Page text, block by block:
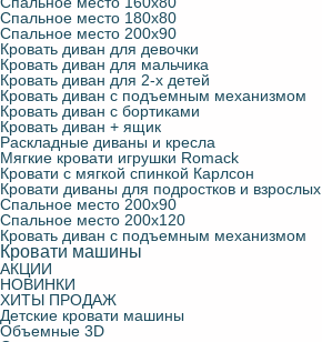
Спальное место 180х80
Спальное место 200х90
Кровать диван для девочки
Кровать диван для мальчика
Кровать диван для 2-х детей
Кровать диван с подъемным механизмом
Кровать диван с бортиками
Кровать диван + ящик
Раскладные диваны и кресла
Мягкие кровати игрушки Romack
Кровати с мягкой спинкой Карлсон
Кровати диваны для подростков и взрослых
Спальное место 200х90
Спальное место 200х120
Кровать диван с подъемным механизмом
Кровати машины
АКЦИИ
НОВИНКИ
ХИТЫ ПРОДАЖ
Детские кровати машины
Объемные 3D